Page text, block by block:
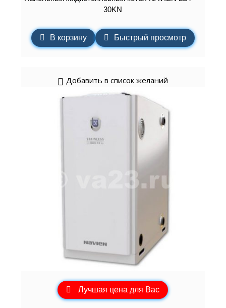
30KN
В корзину Быстрый просмотр
Добавить в список желаний
Лучшая цена для Вас